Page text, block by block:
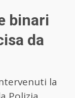
binari
da
la